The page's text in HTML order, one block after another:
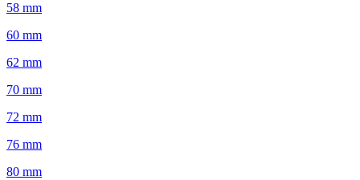
58 mm
60 mm
62 mm
70 mm
72 mm
76 mm
80 mm